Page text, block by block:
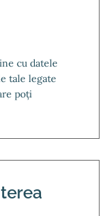
cu datele
tale legate
poți